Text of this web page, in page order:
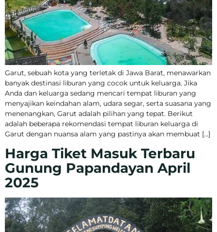
Garut, sebuah kota yang terletak di Jawa Barat, menawarkan
banyak destinasi liburan yang cocok untuk keluarga. Jika
Anda dan keluarga sedang mencari tempat liburan yang
menyajikan keindahan alam, udara segar, serta suasana yang
menenangkan, Garut adalah pilihan yang tepat. Berikut
adalah beberapa rekomendasi tempat liburan keluarga di
Garut dengan nuansa alam yang pastinya akan membuat […]
Harga Tiket Masuk Terbaru
Gunung Papandayan April
2025